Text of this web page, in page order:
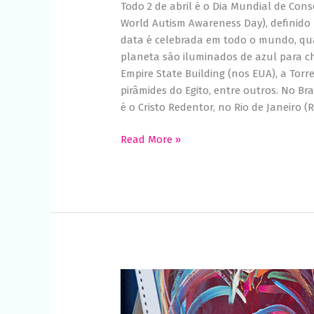
Todo 2 de abril é o Dia Mundial de
World Autism Awareness Day),
data é celebrada em todo o mundo,
planeta são iluminados de azul para
Empire State Building (nos EUA), a
pirâmides do Egito, entre outros. No
é o Cristo Redentor, no Rio de Janeiro
Read More »
ONU
define
tema